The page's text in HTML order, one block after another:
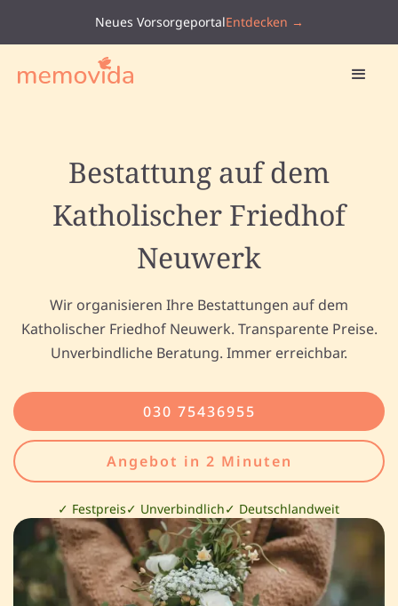
Neues VorsorgeportalEntdecken →
Bestattung auf dem
Katholischer Friedhof
Neuwerk
Wir organisieren Ihre Bestattungen auf dem
Katholischer Friedhof Neuwerk. Transparente Preise.
Unverbindliche Beratung. Immer erreichbar.
030 75436955
Angebot in 2 Minuten
✓ Festpreis✓ Unverbindlich✓ Deutschlandweit